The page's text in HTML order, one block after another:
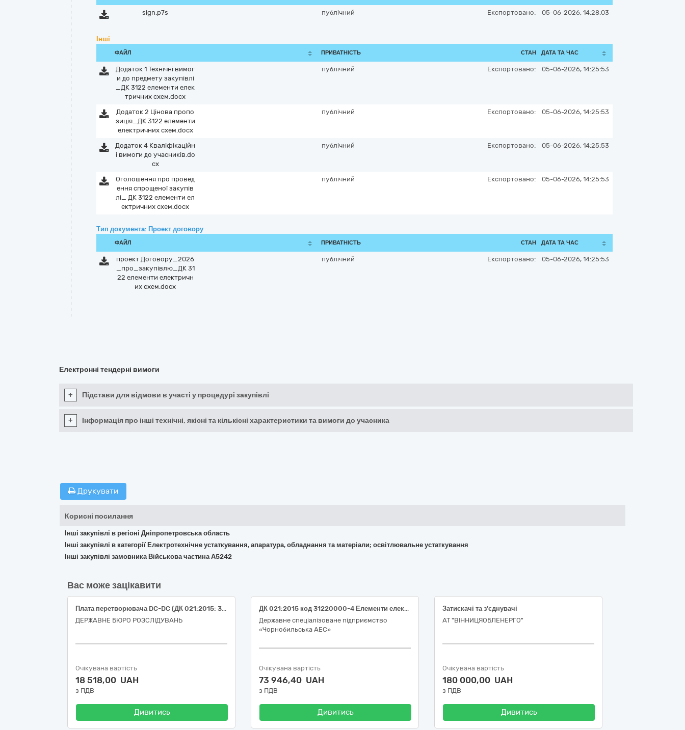
sign.p7s публічний Експортовано: 05-06-2026, 14:28:03
Інші
ФАЙЛ ПРИВАТНІСТЬ СТАН ДАТА ТА ЧАС
Додаток 1 Технічні вимог
и до предмету закупівлі
_ДК 3122 елементи елек
тричних схем.docx
публічний Експортовано: 05-06-2026, 14:25:53
Додаток 2 Цінова пропо
зиція_ДК 3122 елементи
електричних схем.docx
публічний Експортовано: 05-06-2026, 14:25:53
Додаток 4 Кваліфікаційн
і вимоги до учасників.do
cx
публічний Експортовано: 05-06-2026, 14:25:53
Оголошення про провед
ення спрощеної закупів
лі_ ДК 3122 елементи ел
ектричних схем.docx
публічний Експортовано: 05-06-2026, 14:25:53
Тип документа: Проект договору
ФАЙЛ ПРИВАТНІСТЬ СТАН ДАТА ТА ЧАС
проект Договору_2026
_про_закупівлю_ДК 31
22 елементи електричн
их схем.docx
публічний Експортовано: 05-06-2026, 14:25:53
Електронні тендерні вимоги
+ Підстави для відмови в участі у процедурі закупівлі
+ Інформація про інші технічні, якісні та кількісні характеристики та вимоги до учасника
Друкувати
Корисні посилання
Інші закупівлі в регіоні Дніпропетровська область
Інші закупівлі в категорії Електротехнічне устаткування, апаратура, обладнання та матеріали; освітлювальне устаткування
Інші закупівлі замовника Військова частина А5242
Вас може зацікавити
Плата перетворювача DC-DC (ДК 021:2015: 31220000-4 - Елементи електричних схем)
ДЕРЖАВНЕ БЮРО РОЗСЛІДУВАНЬ
Очікувана вартість
18 518,00 UAH
з ПДВ
Дивитись
ДК 021:2015 код 31220000-4 Елементи електричних схем (Затискачі з’єднувальні)
Державне спеціалізоване підприємство
«Чорнобильська АЕС»
Очікувана вартість
73 946,40 UAH
з ПДВ
Дивитись
Затискачі та з’єднувачі
АТ "ВІННИЦЯОБЛЕНЕРГО"
Очікувана вартість
180 000,00 UAH
з ПДВ
Дивитись